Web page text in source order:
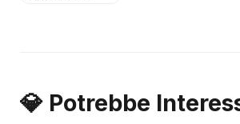
💎 Potrebbe